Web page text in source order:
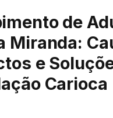
de
Miranda:
e
Carioca